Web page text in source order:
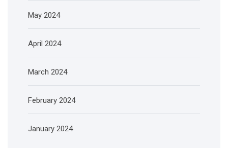
May 2024
April 2024
March 2024
February 2024
January 2024